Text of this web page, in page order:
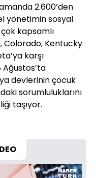
2.600’den
yönetimin sosyal
kapsamlı
Colorado, Kentucky
karşı
Ağustos’ta
devlerinin çocuk
sorumluluklarını
taşıyor.